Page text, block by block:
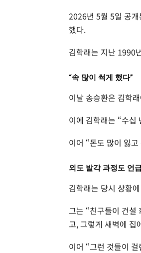
2026년 5월 5일 공개
했다.
김학래는 지난 1990
“속 많이 썩게 했다”
이날 송승환은 김학
이에 김학래는 “수십
이어 “돈도 많이 잃
외도 발각 과정도 언
김학래는 당시 상황
그는 “친구들이 건설
고, 그렇게 새벽에 집
이어 “그런 것들이